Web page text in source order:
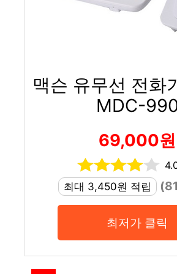
맥슨 유무선 전화
MDC-
69,000원
최대 3,450원 적립
최저가 클릭